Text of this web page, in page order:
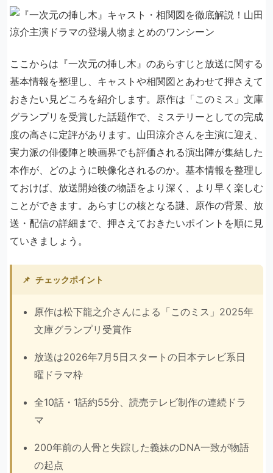
ここからは『一次元の挿し木』のあらすじと放送に関する
基本情報を整理し、キャストや相関図とあわせて押さえて
おきたい見どころを紹介します。原作は「このミス」文庫
グランプリを受賞した話題作で、ミステリーとしての完成
度の高さに定評があります。山田涼介さんを主演に迎え、
実力派の俳優陣と映画界でも評価される演出陣が集結した
本作が、どのように映像化されるのか。基本情報を整理し
ておけば、放送開始後の物語をより深く、より早く楽しむ
ことができます。あらすじの核となる謎、原作の背景、放
送・配信の詳細まで、押さえておきたいポイントを順に見
ていきましょう。
📌 チェックポイント
原作は松下龍之介さんによる「このミス」2025年
文庫グランプリ受賞作
放送は2026年7月5日スタートの日本テレビ系日
曜ドラマ枠
全10話・1話約55分、読売テレビ制作の連続ドラ
マ
200年前の人骨と失踪した義妹のDNA一致が物語
の起点